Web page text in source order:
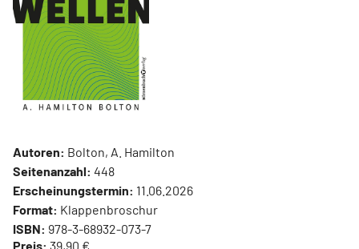
Autoren: Bolton, A. Hamilton
Seitenanzahl: 448
Erscheinungstermin: 11.06.2026
Format: Klappenbroschur
ISBN: 978-3-68932-073-7
Preis: 39,90 €